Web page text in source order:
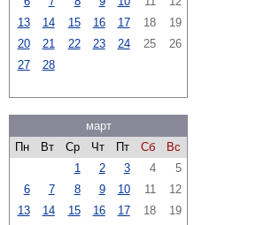
13
14 15 16 17 18
19
20
21 22 23 24 25
26
27
28
март
Пн
Вт Ср Чт Пт Сб
Вс
1
2 3 4
5
6
7 8 9 10 11
12
13
14 15 16 17 18
19